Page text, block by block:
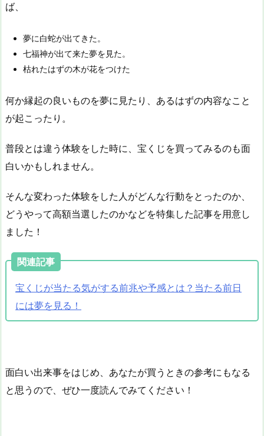
ば、
夢に白蛇が出てきた。
七福神が出て来た夢を見た。
枯れたはずの木が花をつけた
何か縁起の良いものを夢に見たり、あるはずの内容なこと
が起こったり。
普段とは違う体験をした時に、宝くじを買ってみるのも面
白いかもしれません。
そんな変わった体験をした人がどんな行動をとったのか、
どうやって高額当選したのかなどを特集した記事を用意し
ました！
関連記事
宝くじが当たる気がする前兆や予感とは？当たる前日
には夢を見る！
面白い出来事をはじめ、あなたが買うときの参考にもなる
と思うので、ぜひ一度読んでみてください！